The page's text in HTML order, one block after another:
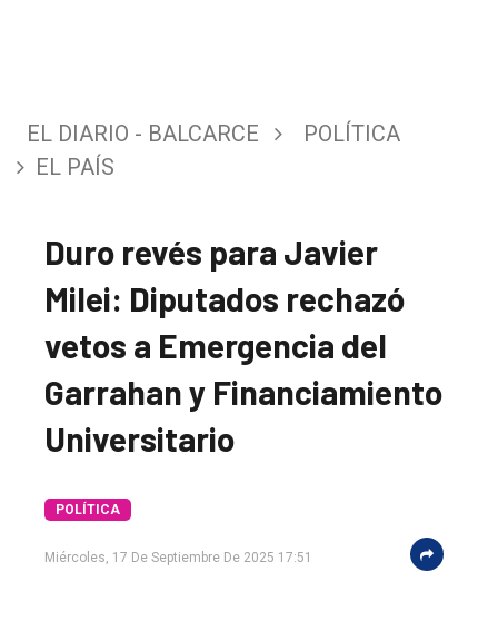
El
único
EL DIARIO - BALCARCE
POLÍTICA
EL PAÍS
Duro revés para Javier
Milei: Diputados rechazó
vetos a Emergencia del
Garrahan y Financiamiento
Universitario
POLÍTICA
Miércoles, 17 De Septiembre De 2025 17:51